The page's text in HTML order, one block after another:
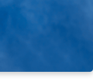
63